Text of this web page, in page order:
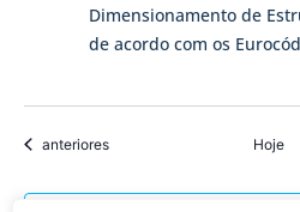
Dimensionamento de
de acordo com os
Eventos
anteriores Hoje